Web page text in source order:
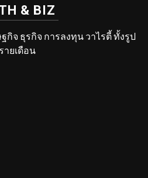
& BIZ
กิจ ธุรกิจ การลงทุน วาไรตี้ ทั้งรูป
ายเดือน